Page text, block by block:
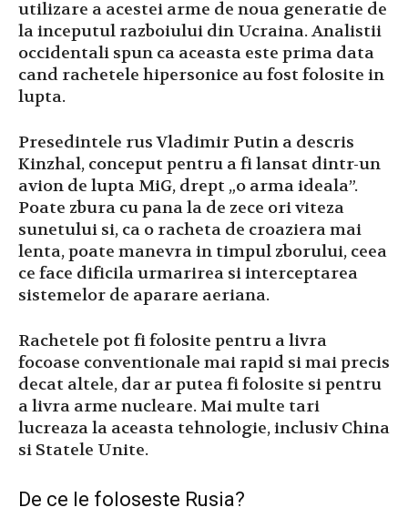
utilizare a acestei arme de noua generatie de
la inceputul razboiului din Ucraina.Analistii
occidentali spun ca aceasta este prima data
cand rachetele hipersonice au fost folosite in
lupta.
Presedintele rus Vladimir Putin a descris
Kinzhal, conceput pentru a fi lansat dintr-un
avion de lupta MiG, drept „o arma ideala”.
Poate zbura cu pana la de zece ori viteza
sunetului si, ca o racheta de croaziera mai
lenta, poate manevra in timpul zborului, ceea
ce face dificila urmarirea si interceptarea
sistemelor de aparare aeriana.
Rachetele pot fi folosite pentru a livra
focoase conventionale mai rapid si mai precis
decat altele, dar ar putea fi folosite si pentru
a livra arme nucleare.Mai multe tari
lucreaza la aceasta tehnologie, inclusiv China
si Statele Unite.
De ce le foloseste Rusia?